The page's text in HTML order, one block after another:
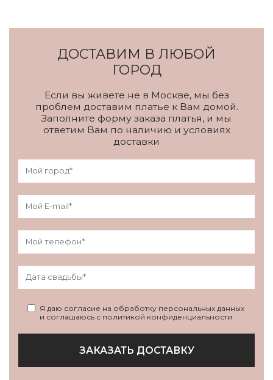
ДОСТАВИМ В ЛЮБОЙ
ГОРОД
Если вы живете не в Москве, мы без
проблем доставим платье к Вам домой.
Заполните форму заказа платья, и мы
ответим Вам по наличию и условиях
доставки
Я даю согласие на обработку персональных данных
и соглашаюсь с политикой конфиденциальности
ЗАКАЗАТЬ ДОСТАВКУ